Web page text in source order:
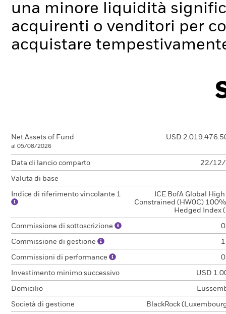
una minore liquidità
acquirenti o venditori per
acquistare
Net Assets of Fund
al 05/08/2026
USD
Data di lancio comparto 22/12/
Valuta di base
Indice di riferimento vincolante 1
ICE BofA Global
Constrained (HW0C)
Hedged Index
Commissione di sottoscrizione
Commissione di gestione
Commissioni di performance
Investimento minimo successivo USD
Domicilio
Società di gestione BlackRock